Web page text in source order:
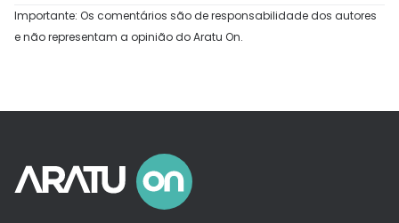
Importante: Os comentários são de responsabilidade dos autores
e não representam a opinião do Aratu On.